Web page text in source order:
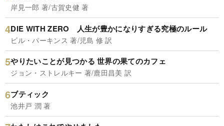
岸見一郎 著/古賀史健 著
DIE WITH ZERO 人生が豊かになりすぎる究極のルール
ビル・パーキンス 著/児島 修 訳
やりたいことが見つかる 世界の果てのカフェ
ジョン・ストレルキー 著/鹿田昌美 訳
ブティック
池井戸 潤 著